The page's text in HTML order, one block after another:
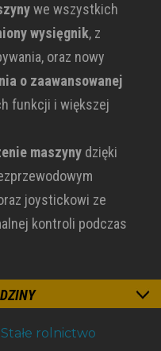
we wszystkich
wysięgnik, z
oraz nowy
o zaawansowanej
funkcji i większej
maszyny dzięki
joystickowi ze
kontroli podczas